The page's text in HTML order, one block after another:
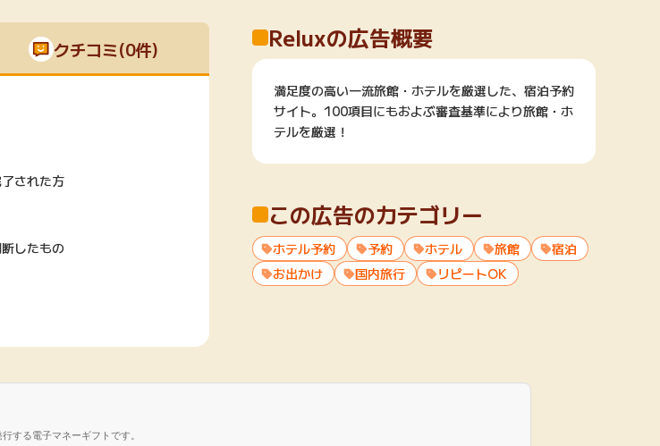
クチコミ(0件)
された方
したもの
Reluxの広告概要
満足度の高い一流旅館・ホテルを厳選した、宿泊予約
サイト。100項目にもおよぶ審査基準により旅館・ホ
テルを厳選！
この広告のカテゴリー
ホテル予約 予約 ホテル 旅館
宿泊
お出かけ
国内旅行 リピートOK
する電子マネーギフトです。